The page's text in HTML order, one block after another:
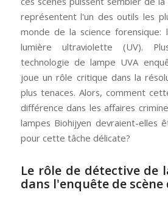
représentent l'un des outils les
monde de la science forensique:
lumière ultraviolette (UV).
technologie de lampe UVA
joue un rôle critique dans la
plus tenaces. Alors, comment
différence dans les affaires
lampes Biohijyen devraient-elles
pour cette tâche délicate?
Le rôle de détective de
dans l'enquête de scène